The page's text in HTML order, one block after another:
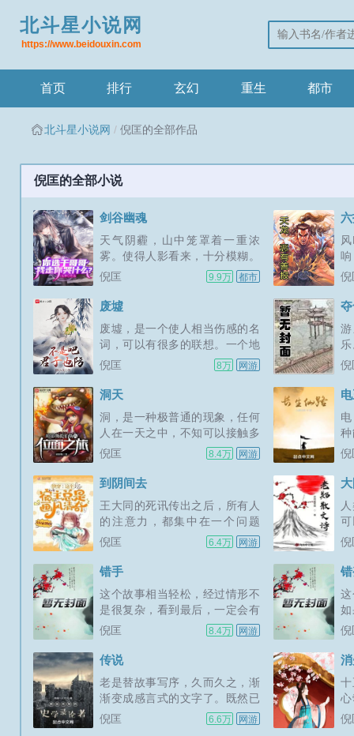
北斗星小说网
https://www.beidouxin.com
首页 排行 玄幻 重生 都市
北斗星小说网 倪匡的全部作品
倪匡的全部小说
剑谷幽魂
天气阴霾，山中笼罩着一重浓
雾。使得人影看来，十分模糊。
但那个兀立在石坪中央，身形高
天神似的那个老者，却是人人都
坪，乃是著名的华山天狗坪，约
有七八丈见方，在天狗峰上，突
出于峭壁之...
倪匡 9.9万 都市
也
倪
废墟
废墟，是一个使人相当伤感的名
词，可以有很多的联想。一个地
方，一处所在，原来就是荒芜
煌过，曾经繁华过，曾经闪耀
测或不可测的原因，辉煌不再，
繁华消失，闪耀逝去，美好隐
没，这个所在，...
倪匡 8万 网游
芒
倪
洞天
洞，是一种极普通的现象，任何
人在一天之中，不知可以接触多
少大大小小形状不同深浅不同形
人一天之中，见不到一个洞。可
分奇特的现象！洞，永远只有一
个洞，而没有半个洞。如果将一
个...
倪匡 8.4万 网游
在
倪
到阴间去
王大同的死讯传出之后，所有人
的注意力，都集中在一个问题
上，李宣宣到哪里去了？李宣宣
子离去的。不必警方出甚么力去
在甚么地方，那是一个绝不应该
出现汽车的地方──这至少证明，
李宣宣到...
倪匡 6.4万 网游
证
倪
错手
这个故事相当轻松，经过情形不
是很复杂，看到最后，一定会有
很多人说没有完。当然不是，刘
的故事，在适当的时候，会有详
的范围。在适当时机还未曾来到
之前，大家不妨设想一下他的遭
遇，一...
倪匡 8.4万 网游
蔡
倪
传说
老是替故事写序，久而久之，渐
渐变成感言式的文字了。既然已
经如此。索性就来感叹一番。近
倪匡 6.6万 网游 倪